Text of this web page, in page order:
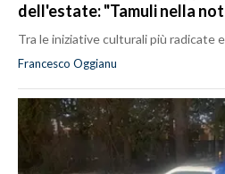
dell'estate: "Tamuli nella
Tra le iniziative culturali più radicate
Francesco Oggianu